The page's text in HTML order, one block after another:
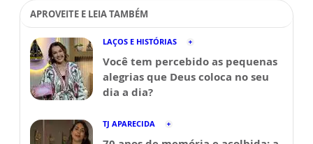
APROVEITE E LEIA TAMBÉM
LAÇOS E HISTÓRIAS
Você tem percebido as pequenas
alegrias que Deus coloca no seu
dia a dia?
TJ APARECIDA